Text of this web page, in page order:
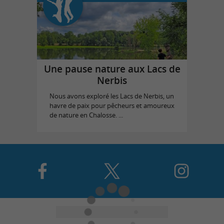
Une pause nature aux Lacs de
Nerbis
Nous avons exploré les Lacs de Nerbis, un
havre de paix pour pêcheurs et amoureux
de nature en Chalosse. ...